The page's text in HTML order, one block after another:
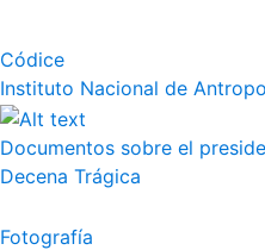
Códice
Instituto Nacional de
Documentos sobre el
Decena Trágica
Fotografía